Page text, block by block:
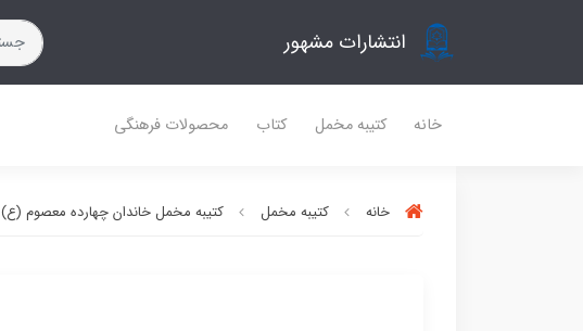
انتشارات مشهور
خانه کتیبه مخمل کتاب محصولات فرهنگی
خانه کتیبه مخمل کتیبه مخمل خاندان چهارده معصوم (ع)